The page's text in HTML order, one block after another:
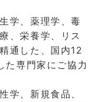
学、薬理学、毒
、栄養学、リス
通した、国内12
た専門家にご協力
学、新規食品、